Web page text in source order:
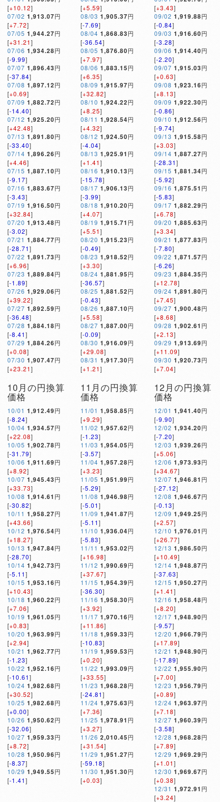
[+10.12]
07/02 1,913.07円
[+7.72]
07/05 1,944.27円
[+31.21]
07/06 1,934.28円
[-9.99]
07/07 1,896.43円
[-37.84]
07/08 1,897.12円
[+0.69]
07/09 1,882.72円
[-14.40]
07/12 1,925.20円
[+42.48]
07/13 1,891.80円
[-33.40]
07/14 1,896.26円
[+4.46]
07/15 1,887.10円
[-9.17]
07/16 1,883.67円
[-3.43]
07/19 1,916.50円
[+32.84]
07/20 1,913.48円
[-3.02]
07/21 1,884.77円
[-28.71]
07/22 1,891.73円
[+6.96]
07/23 1,889.84円
[-1.89]
07/26 1,929.06円
[+39.22]
07/27 1,892.59円
[-36.48]
07/28 1,884.18円
[-8.41]
07/29 1,884.26円
[+0.08]
07/30 1,907.47円
[+23.21]
[+5.59]
08/03 1,905.37円
[-7.69]
08/04 1,868.83円
[-36.54]
08/05 1,876.80円
[+7.97]
08/06 1,883.15円
[+6.35]
08/09 1,915.97円
[+32.82]
08/10 1,924.22円
[+8.25]
08/11 1,928.54円
[+4.32]
08/12 1,924.50円
[-4.04]
08/13 1,925.91 円
[+1.41]
08/16 1,910.13円
[-15.78]
08/17 1,906.13円
[-3.99]
08/18 1,910.20円
[+4.07]
08/19 1,915.71 円
[+5.51]
08/20 1,915.23円
[-0.49]
08/23 1,918.52円
[+3.30]
08/24 1,881.95円
[-36.57]
08/25 1,881.52円
[-0.43]
08/26 1,887.10円
[+5.58]
08/27 1,887.00円
[-0.09]
08/30 1,916.09円
[+29.08]
08/31 1,917.30円
[+1.21]
[+3.43]
09/02 1,919.88円
[-0.84]
09/03 1,916.60円
[-3.28]
09/06 1,914.40円
[-2.20]
09/07 1,915.03円
[+0.63]
09/08 1,923.16円
[+8.13]
09/09 1,922.30円
[-0.86]
09/10 1,912.56円
[-9.74]
09/13 1,915.58円
[+3.03]
09/14 1,887.27円
[-28.31]
09/15 1,881.34円
[-5.92]
09/16 1,875.51 円
[-5.83]
09/17 1,882.29円
[+6.78]
09/20 1,885.63円
[+3.34]
09/21 1,877.83円
[-7.80]
09/22 1,871.57円
[-6.26]
09/23 1,884.35円
[+12.78]
09/24 1,891.80円
[+7.45]
09/27 1,900.48円
[+8.68]
09/28 1,902.61 円
[+2.13]
09/29 1,913.69円
[+11.09]
09/30 1,920.73円
[+7.04]
10月の円換算
価格
10/01 1,912.49円
[-8.24]
10/04 1,934.57円
[+22.08]
10/05 1,902.78円
[-31.79]
10/06 1,911.69円
[+8.92]
10/07 1,945.43円
[+33.73]
10/08 1,914.61 円
[-30.82]
10/11 1,958.27円
[+43.66]
10/12 1,976.54円
[+18.27]
10/13 1,947.84円
[-28.70]
10/14 1,942.73円
[-5.11]
10/15 1,953.16円
[+10.43]
10/18 1,960.22円
[+7.06]
10/19 1,961.05円
[+0.83]
10/20 1,963.99円
[+2.94]
10/21 1,962.77円
[-1.23]
10/22 1,952.16円
[-10.61]
10/24 1,982.68円
[+30.52]
10/25 1,982.68円
[+0.00]
10/26 1,950.62円
[-32.06]
10/27 1,959.33円
[+8.72]
10/28 1,950.96円
[-8.37]
10/29 1,949.55円
[-1.41]
11月の円換算
価格
11/01 1,958.85円
[+9.29]
11/02 1,957.62円
[-1.23]
11/03 1,954.05円
[-3.57]
11/04 1,957.28円
[+3.23]
11/05 1,951.99円
[-5.29]
11/08 1,946.98円
[-5.01]
11/09 1,941.87円
[-5.11]
11/10 1,936.04円
[-5.83]
11/11 1,953.02円
[+16.98]
11/12 1,990.69円
[+37.67]
11/15 1,954.39円
[-36.30]
11/16 1,958.30円
[+3.92]
11/17 1,970.16円
[+11.86]
11/18 1,959.33円
[-10.83]
11/19 1,959.53円
[+0.20]
11/22 1,993.09円
[+33.55]
11/23 1,968.28円
[-24.81]
11/24 1,975.63円
[+7.36]
11/25 1,978.91 円
[+3.27]
11/26 2,010.45円
[+31.54]
11/29 1,951.27円
[-59.18]
11/30 1,951.30円
[+0.03]
12月の円換算
価格
12/01 1,941.40円
[-9.90]
12/02 1,934.20円
[-7.20]
12/03 1,939.26円
[+5.06]
12/06 1,973.93円
[+34.67]
12/07 1,946.81 円
[-27.12]
12/08 1,946.67円
[-0.13]
12/09 1,949.25円
[+2.57]
12/10 1,976.01 円
[+26.77]
12/13 1,986.50円
[+10.49]
12/14 1,948.87円
[-37.63]
12/15 1,950.27円
[+1.41]
12/16 1,958.48円
[+8.20]
12/17 1,948.90円
[-9.57]
12/20 1,966.79円
[+17.89]
12/21 1,948.90円
[-17.89]
12/22 1,955.90円
[+7.00]
12/23 1,956.79円
[+0.89]
12/24 1,963.97円
[+7.18]
12/27 1,960.39円
[-3.58]
12/28 1,968.28円
[+7.89]
12/29 1,969.29円
[+1.01]
12/30 1,969.67円
[+0.38]
12/31 1,972.91 円
[+3.24]